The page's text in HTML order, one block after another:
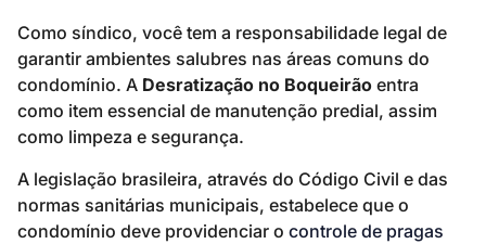
Como síndico, você tem a responsabilidade legal de
garantir ambientes salubres nas áreas comuns do
condomínio. A Desratização no Boqueirão entra
como item essencial de manutenção predial, assim
como limpeza e segurança.
A legislação brasileira, através do Código Civil e das
normas sanitárias municipais, estabelece que o
condomínio deve providenciar o controle de pragas